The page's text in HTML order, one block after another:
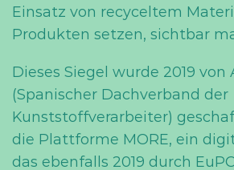
Einsatz von recyceltem
Produkten setzen, sichtbar
Dieses Siegel wurde 2019 von
(Spanischer Dachverband der
Kunststoffverarbeiter)
die Plattforme MORE, ein
das ebenfalls 2019 durch